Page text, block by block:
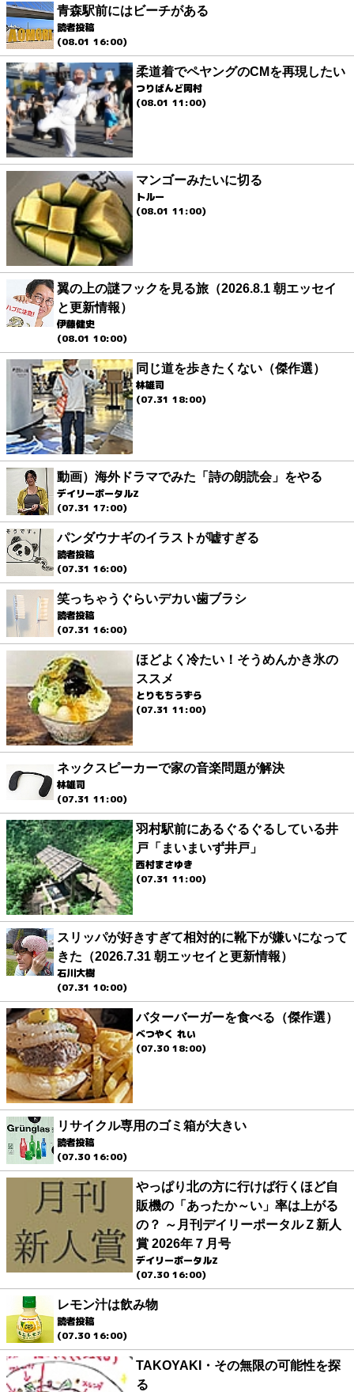
青森駅前にはビーチがある
読者投稿
(08.01 16:00)
柔道着でペヤングのCMを再現したい
つりばんど岡村
(08.01 11:00)
マンゴーみたいに切る
トルー
(08.01 11:00)
翼の上の謎フックを見る旅（2026.8.1 朝エッセイ
と更新情報）
伊藤健史
(08.01 10:00)
同じ道を歩きたくない（傑作選）
林雄司
(07.31 18:00)
動画）海外ドラマでみた「詩の朗読会」をやる
デイリーポータルZ
(07.31 17:00)
パンダウナギのイラストが嘘すぎる
読者投稿
(07.31 16:00)
笑っちゃうぐらいデカい歯ブラシ
読者投稿
(07.31 16:00)
ほどよく冷たい！そうめんかき氷の
ススメ
とりもちうずら
(07.31 11:00)
ネックスピーカーで家の音楽問題が解決
林雄司
(07.31 11:00)
羽村駅前にあるぐるぐるしている井
戸「まいまいず井戸」
西村まさゆき
(07.31 11:00)
スリッパが好きすぎて相対的に靴下が嫌いになって
きた（2026.7.31 朝エッセイと更新情報）
石川大樹
(07.31 10:00)
バターバーガーを食べる（傑作選）
べつやく れい
(07.30 18:00)
リサイクル専用のゴミ箱が大きい
読者投稿
(07.30 16:00)
やっぱり北の方に行けば行くほど自
販機の「あったか～い」率は上がる
の？ ～月刊デイリーポータルＺ新人
賞 2026年７月号
デイリーポータルZ
(07.30 16:00)
レモン汁は飲み物
読者投稿
(07.30 16:00)
TAKOYAKI・その無限の可能性を探
る